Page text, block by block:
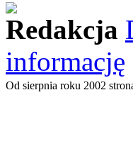
Redakcja
informację
Od sierpnia roku 2002